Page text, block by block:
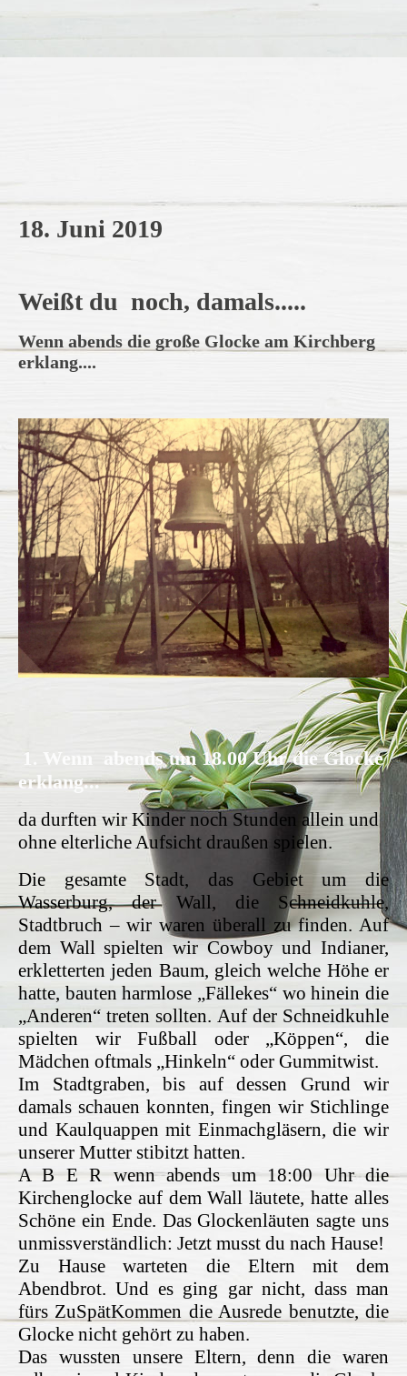
18. Juni 2019
Weißt du noch, damals.....
Wenn abends die große Glocke am Kirchberg
erklang....
1. Wenn
abends um 18.00 Uhr die Glocke
erklang...
da durften wir Kinder noch Stunden allein und
ohne elterliche Aufsicht draußen spielen.
Die gesamte Stadt, das Gebiet um die
Wasserburg, der Wall, die Schneidkuhle,
Stadtbruch – wir waren überall zu finden. Auf
dem Wall spielten wir Cowboy und Indianer,
erkletterten jeden Baum, gleich welche Höhe er
hatte, bauten harmlose „Fällekes“ wo hinein die
„Anderen“ treten sollten. Auf der Schneidkuhle
spielten wir Fußball oder „Köppen“, die
Mädchen oftmals „Hinkeln“ oder Gummitwist.
Im Stadtgraben, bis auf dessen Grund wir
damals schauen konnten, fingen wir Stichlinge
und Kaulquappen mit Einmachgläsern, die wir
unserer Mutter stibitzt hatten.
A B E R wenn abends um 18:00 Uhr die
Kirchenglocke auf dem Wall läutete, hatte alles
Schöne ein Ende. Das Glockenläuten sagte uns
unmissverständlich: Jetzt musst du nach Hause!
Zu Hause warteten die Eltern mit dem
Abendbrot. Und es ging gar nicht, dass man
fürs ZuSpätKommen die Ausrede benutzte, die
Glocke nicht gehört zu haben.
Das wussten unsere Eltern, denn die waren